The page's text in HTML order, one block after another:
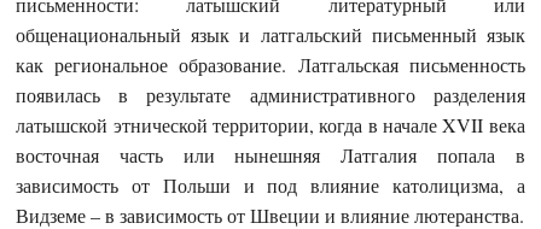
общенациональный язык и латгальский письменный язык
как региональное образование. Латгальская письменность
появилась в результате административного разделения
латышской этнической территории, когда в начале XVII века
восточная часть или нынешняя Латгалия попала в
зависимость от Польши и под влияние католицизма, а
Видземе – в зависимость от Швеции и влияние лютеранства.